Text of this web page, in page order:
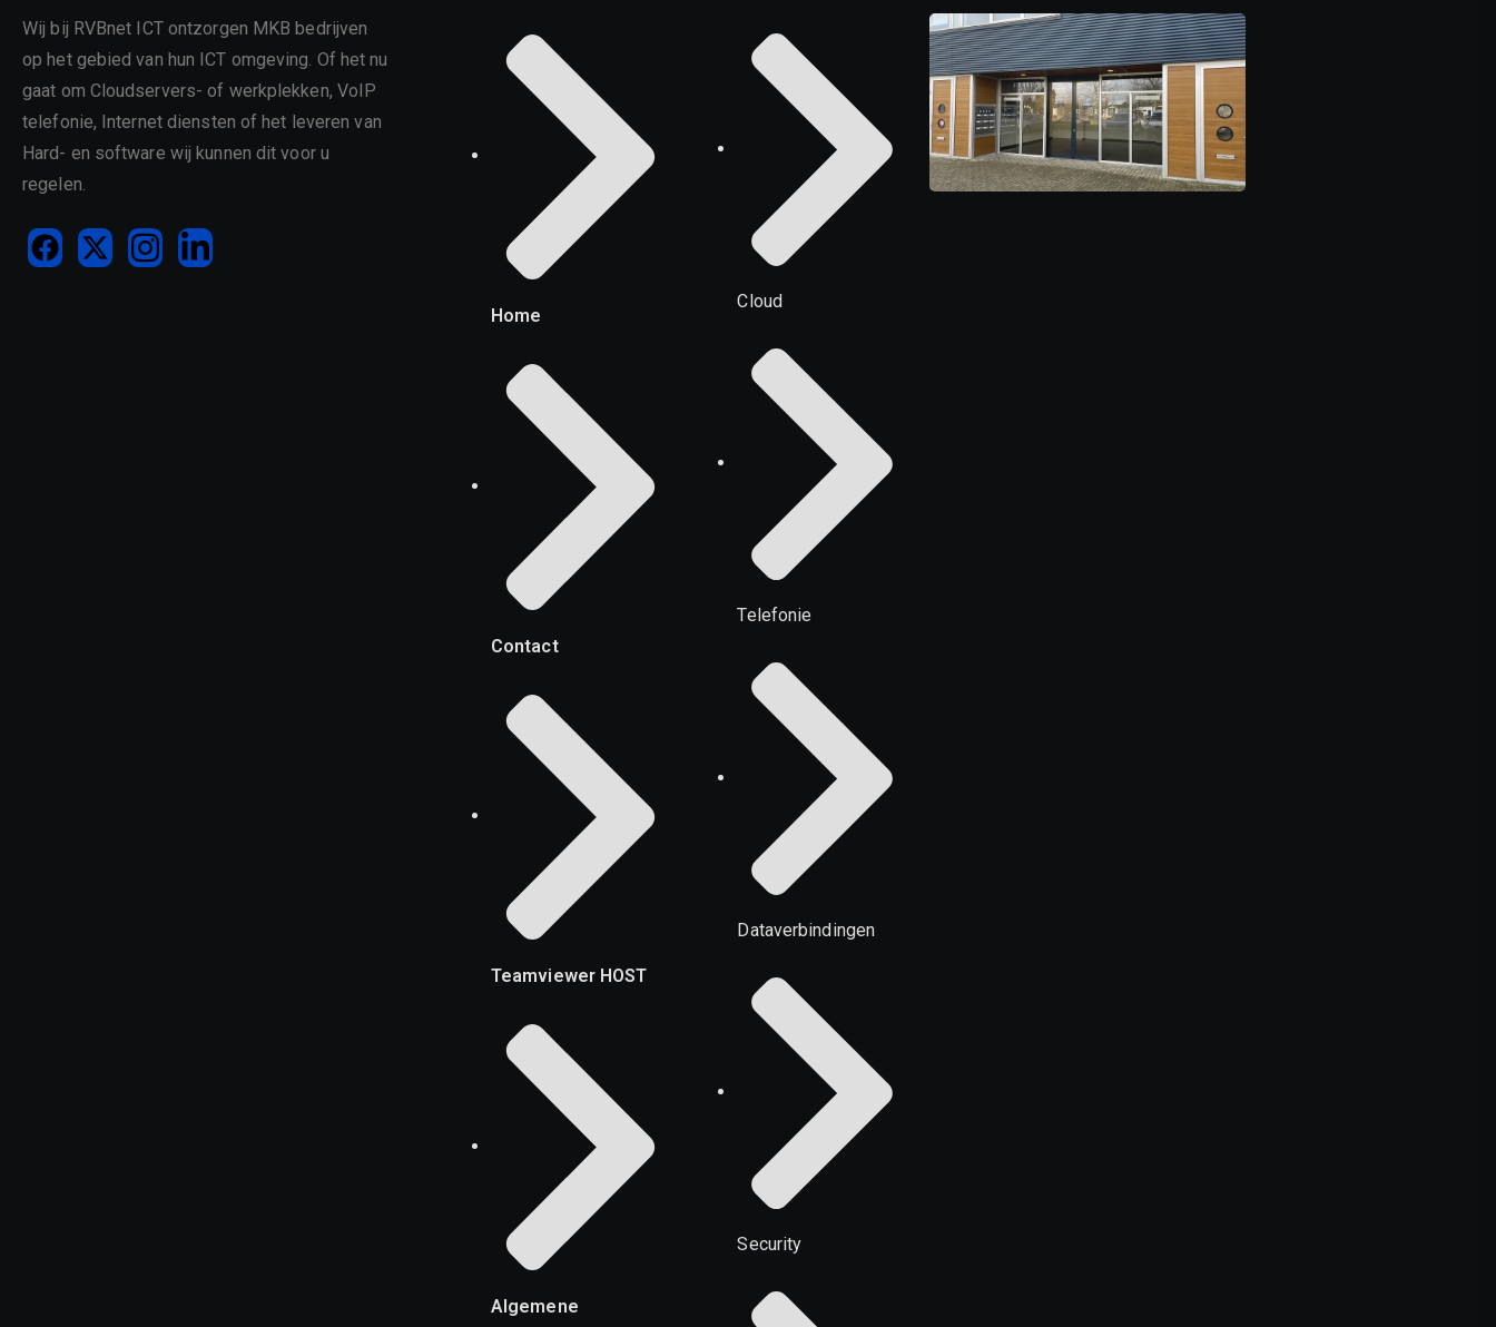
Wij bij RVBnet ICT ontzorgen MKB bedrijven
op het gebied van hun ICT omgeving. Of het nu
gaat om Cloudservers- of werkplekken, VoIP
telefonie, Internet diensten of het leveren van
Hard- en software wij kunnen dit voor u
regelen.
Home
Contact
Teamviewer HOST
Algemene
Cloud
Telefonie
Dataverbindingen
Security